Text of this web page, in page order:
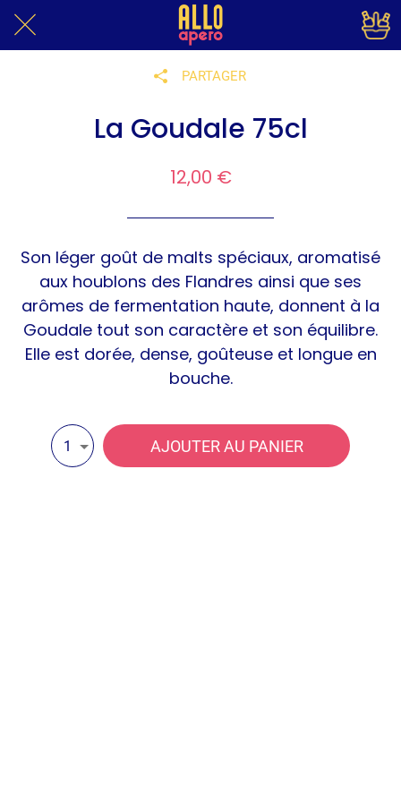
PARTAGER
La Goudale 75cl
12,00 €
Son léger goût de malts spéciaux, aromatisé
aux houblons des Flandres ainsi que ses
arômes de fermentation haute, donnent à la
Goudale tout son caractère et son équilibre.
Elle est dorée, dense, goûteuse et longue en
bouche.
1 AJOUTER AU PANIER